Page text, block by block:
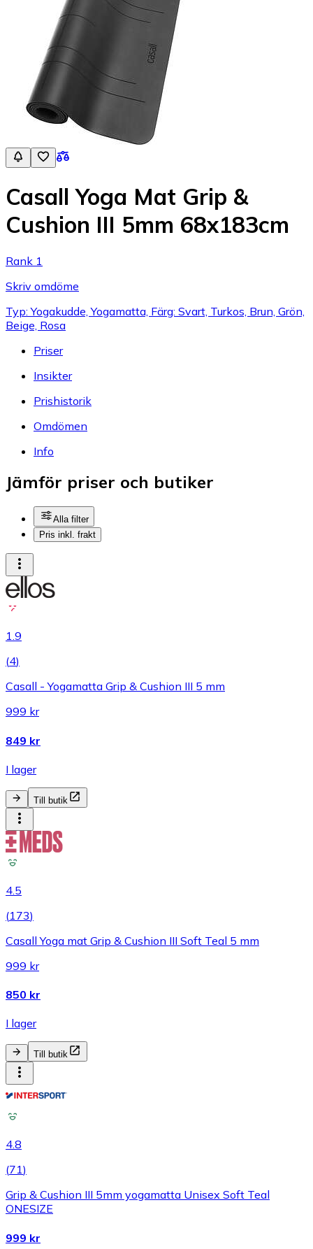
Casall Yoga Mat Grip &
Cushion III 5mm 68x183cm
Rank 1
Skriv omdöme
Typ: Yogakudde, Yogamatta, Färg: Svart, Turkos, Brun, Grön,
Beige, Rosa
Priser
Insikter
Prishistorik
Omdömen
Info
Jämför priser och butiker
Alla filter
Pris inkl. frakt
1.9
(4)
Casall - Yogamatta Grip & Cushion III 5 mm
999 kr
849 kr
I lager
Till butik
4.5
(173)
Casall Yoga mat Grip & Cushion III Soft Teal 5 mm
999 kr
850 kr
I lager
Till butik
4.8
(71)
Grip & Cushion III 5mm yogamatta Unisex Soft Teal
ONESIZE
999 kr